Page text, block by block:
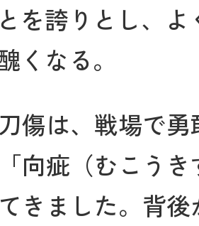
を誇りとし、
くなる。
傷は、戦場で勇
向疵（むこう
きました。背